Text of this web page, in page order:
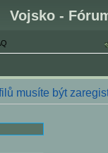
Vojsko -
musíte být